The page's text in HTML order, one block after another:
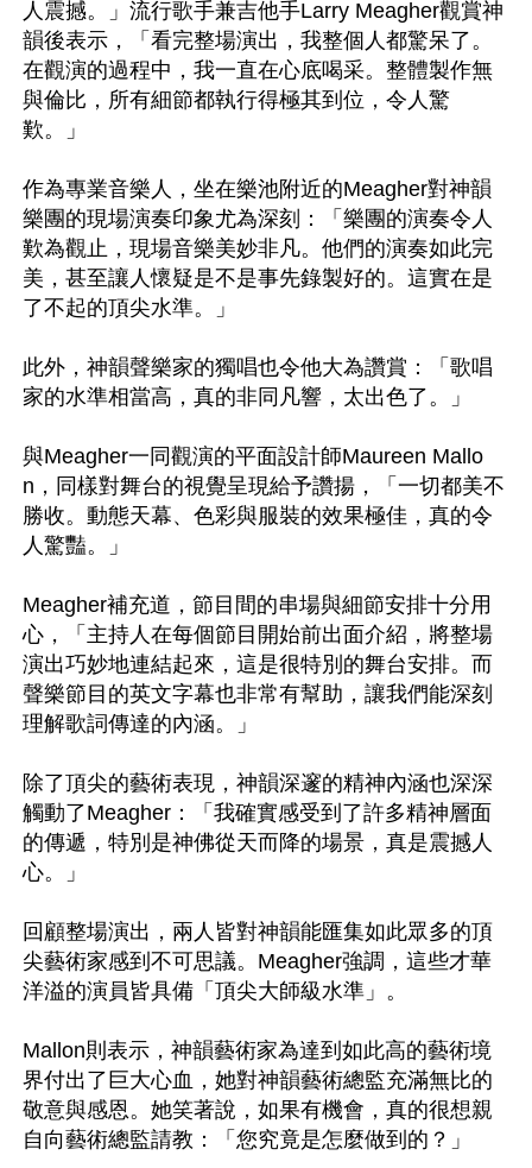
人震撼。」流行歌手兼吉他手Larry Meagher觀賞神
韻後表示，「看完整場演出，我整個人都驚呆了。
在觀演的過程中，我一直在心底喝采。整體製作無
與倫比，所有細節都執行得極其到位，令人驚
歎。」
作為專業音樂人，坐在樂池附近的Meagher對神韻
樂團的現場演奏印象尤為深刻：「樂團的演奏令人
歎為觀止，現場音樂美妙非凡。他們的演奏如此完
美，甚至讓人懷疑是不是事先錄製好的。這實在是
了不起的頂尖水準。」
此外，神韻聲樂家的獨唱也令他大為讚賞：「歌唱
家的水準相當高，真的非同凡響，太出色了。」
與Meagher一同觀演的平面設計師Maureen Mallo
n，同樣對舞台的視覺呈現給予讚揚，「一切都美不
勝收。動態天幕、色彩與服裝的效果極佳，真的令
人驚豔。」
Meagher補充道，節目間的串場與細節安排十分用
心，「主持人在每個節目開始前出面介紹，將整場
演出巧妙地連結起來，這是很特別的舞台安排。而
聲樂節目的英文字幕也非常有幫助，讓我們能深刻
理解歌詞傳達的內涵。」
除了頂尖的藝術表現，神韻深邃的精神內涵也深深
觸動了Meagher：「我確實感受到了許多精神層面
的傳遞，特別是神佛從天而降的場景，真是震撼人
心。」
回顧整場演出，兩人皆對神韻能匯集如此眾多的頂
尖藝術家感到不可思議。Meagher強調，這些才華
洋溢的演員皆具備「頂尖大師級水準」。
Mallon則表示，神韻藝術家為達到如此高的藝術境
界付出了巨大心血，她對神韻藝術總監充滿無比的
敬意與感恩。她笑著說，如果有機會，真的很想親
自向藝術總監請教：「您究竟是怎麼做到的？」